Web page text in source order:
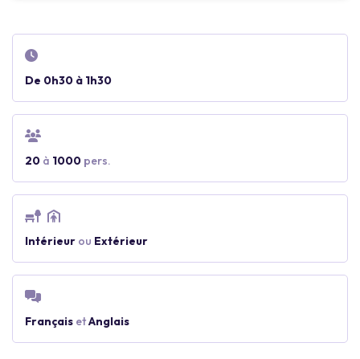
De 0h30 à 1h30
20 à 1000 pers.
Intérieur ou Extérieur
Français etAnglais